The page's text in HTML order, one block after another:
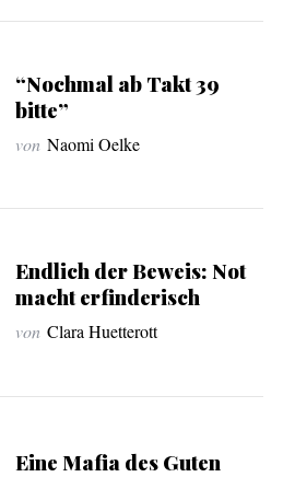
“Nochmal ab Takt 39
bitte”
von Naomi Oelke
Endlich der Beweis: Not
macht erfinderisch
von Clara Huetterott
Eine Mafia des Guten